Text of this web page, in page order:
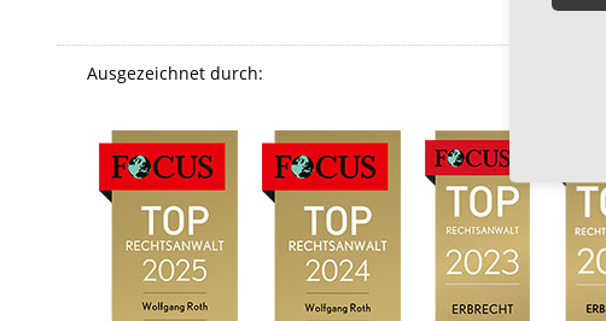
Ausgezeichnet durch: